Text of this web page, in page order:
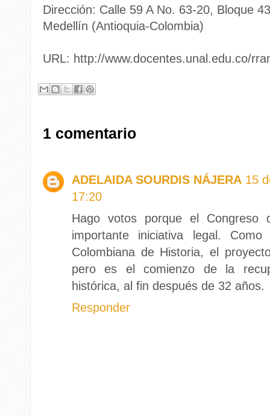
Dirección: Calle 59 A No. 63-20, Bloque
Medellín (Antioquia-Colombia)
URL: http://www.docentes.unal.edu.co/
1 comentario
ADELAIDA SOURDIS NÁJERA 15
17:20
Hago votos porque el Congreso
importante iniciativa legal.
Colombiana de Historia, el
pero es el comienzo de la
histórica, al fin después de 32 años.
Responder